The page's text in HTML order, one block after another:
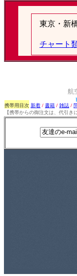
携帯用目次 新着 / 書籍 / 雑誌 /
【携帯からの御注文は、代引き